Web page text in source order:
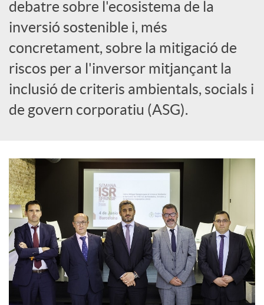
a
l
s
debatre sobre l'ecosistema de la
inversió sostenible i, més
concretament, sobre la mitigació de
riscos per a l'inversor mitjançant la
inclusió de criteris ambientals, socials i
de govern corporatiu (ASG).